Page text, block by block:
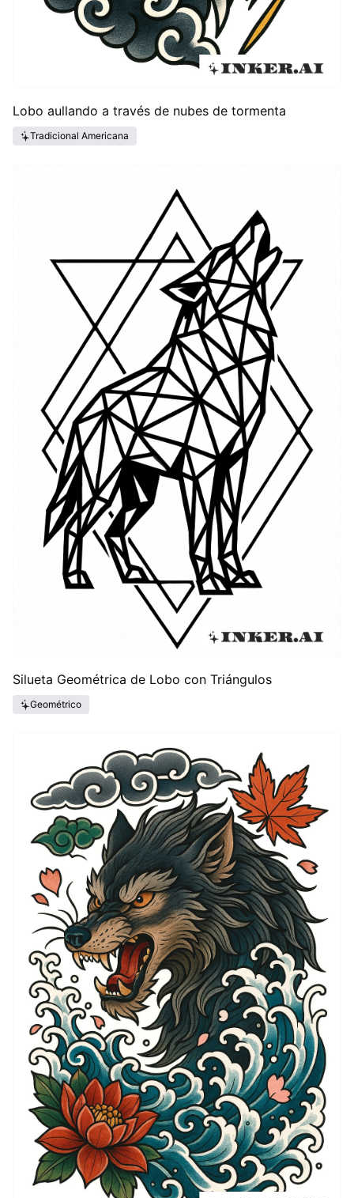
Lobo aullando a través de nubes de tormenta
Tradicional Americana
Silueta Geométrica de Lobo con Triángulos
Geométrico